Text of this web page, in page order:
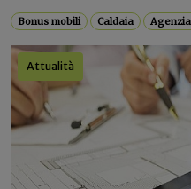
Bonus mobili Caldaia
Attualità